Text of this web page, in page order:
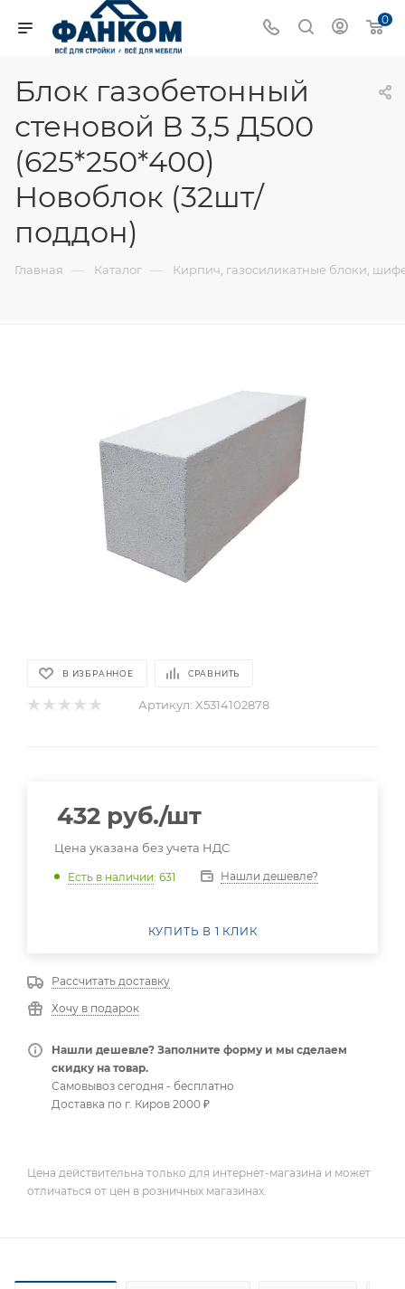
0
Блок газобетонный
стеновой В 3,5 Д500
(625*250*400)
Новоблок (32шт/
поддон)
Главная — Каталог — Кирпич, газосиликатные блоки,
В ИЗБРАННОЕ СРАВНИТЬ
Артикул: X5314102878
432 руб./шт
Цена указана без учета НДС
Есть в наличии: 631 Нашли дешевле?
КУПИТЬ В 1 КЛИК
Рассчитать доставку
Хочу в подарок
Нашли дешевле? Заполните форму и мы сделаем
скидку на товар.
Самовывоз сегодня - бесплатно
Доставка по г. Киров 2000 ₽
Цена действительна только для интернет-магазина и может
отличаться от цен в розничных магазинах.